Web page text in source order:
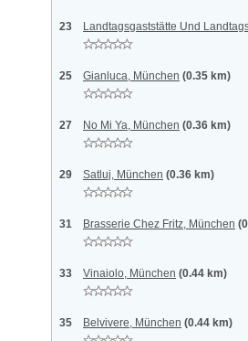
23 Landtagsgaststätte Und
25 Gianluca, München (0.35 km)
27 No Mi Ya, München (0.36 km)
29 Satluj, München (0.36 km)
31 Brasserie Chez Fritz, München
33 Vinaiolo, München (0.44 km)
35 Belvivere, München (0.44 km)